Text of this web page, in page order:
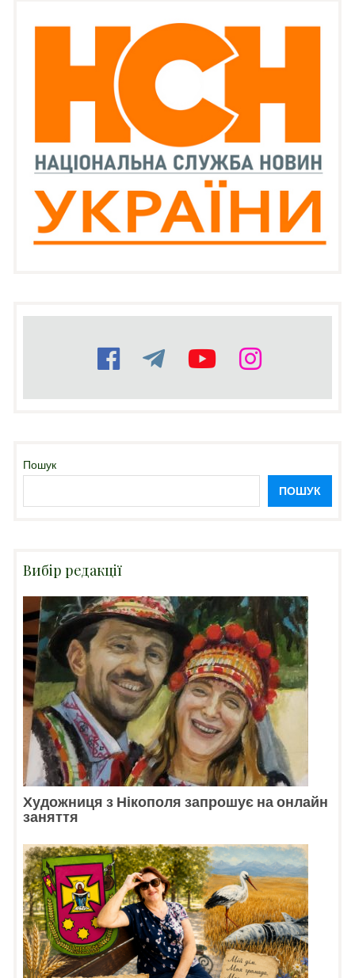
Пошук
ПОШУК
Вибір редакції
Художниця з Нікополя запрошує на онлайн
заняття